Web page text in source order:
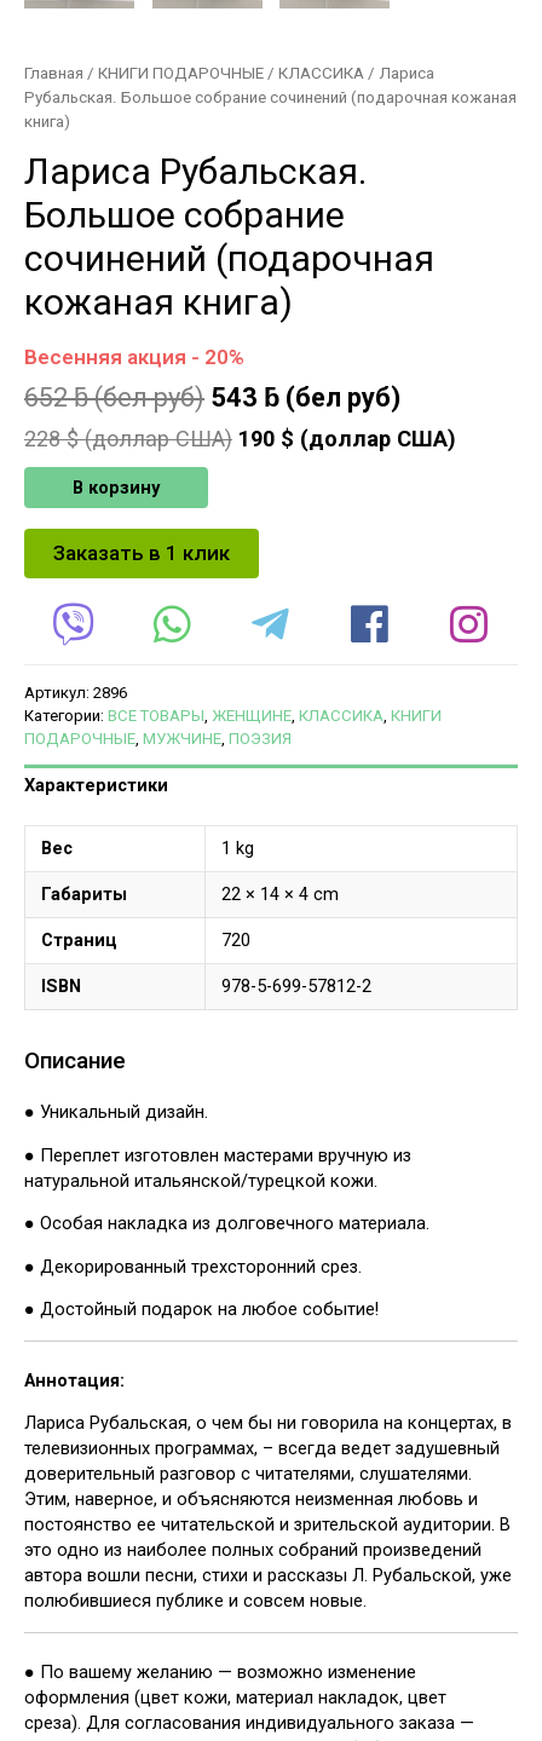
Главная / КНИГИ ПОДАРОЧНЫЕ / КЛАССИКА / Лариса
Рубальская. Большое собрание сочинений (подарочная кожаная
книга)
Лариса Рубальская.
Большое собрание
сочинений (подарочная
кожаная книга)
Весенняя акция - 20%
652ƃ(бел руб) 543 ƃ (бел руб)
228$ (доллар США) 190 $ (доллар США)
В корзину
Заказать в 1 клик
Артикул: 2896
Категории: ВСЕ ТОВАРЫ, ЖЕНЩИНЕ, КЛАССИКА, КНИГИ
ПОДАРОЧНЫЕ, МУЖЧИНЕ, ПОЭЗИЯ
Характеристики
Вес 1 kg
Габариты 22 × 14 × 4 cm
Страниц 720
ISBN 978-5-699-57812-2
Описание
● Уникальный дизайн.
● Переплет изготовлен мастерами вручную из
натуральной итальянской/турецкой кожи.
● Особая накладка из долговечного материала.
● Декорированный трехсторонний срез.
● Достойный подарок на любое событие!
Аннотация:
Лариса Рубальская, о чем бы ни говорила на концертах, в
телевизионных программах, – всегда ведет задушевный
доверительный разговор с читателями, слушателями.
Этим, наверное, и объясняются неизменная любовь и
постоянство ее читательской и зрительской аудитории. В
это одно из наиболее полных собраний произведений
автора вошли песни, стихи и рассказы Л. Рубальской, уже
полюбившиеся публике и совсем новые.
● По вашему желанию — возможно изменение
оформления (цвет кожи, материал накладок, цвет
среза). Для согласования индивидуального заказа —